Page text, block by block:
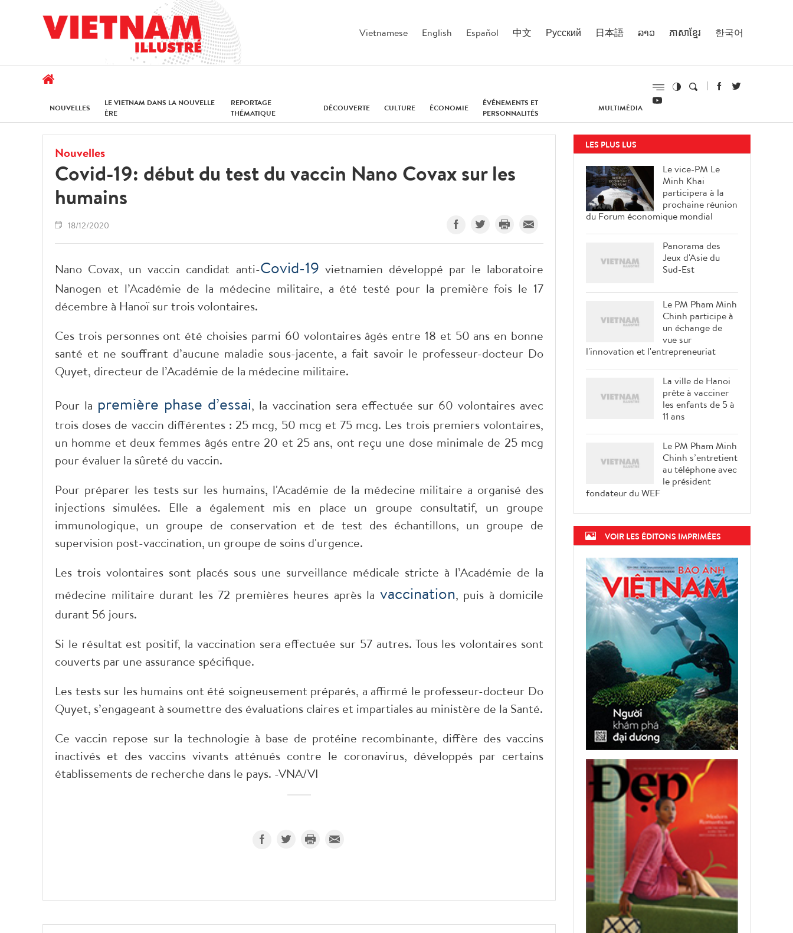
Vietnamese English Español 中文 Русский 日本語 ລາວ ភាសាខ្មែរ 한국어
NOUVELLES
LE VIETNAM DANS LA NOUVELLE
ÈRE
REPORTAGE
THÉMATIQUE
DÉCOUVERTE CULTURE ÉCONOMIE
ÉVÉNEMENTS ET
PERSONNALITÉS
MULTIMÉDIA
Nouvelles
Covid-19: début du test du vaccin Nano Covax sur les
humains
18/12/2020
Nano Covax, un vaccin candidat anti-Covid-19 vietnamien développé par le laboratoire
Nanogen et l’Académie de la médecine militaire, a été testé pour la première fois le 17
décembre à Hanoï sur trois volontaires.
Ces trois personnes ont été choisies parmi 60 volontaires âgés entre 18 et 50 ans en bonne
santé et ne souffrant d’aucune maladie sous-jacente, a fait savoir le professeur-docteur Do
Quyet, directeur de l’Académie de la médecine militaire.
Pour la première phase d’essai, la vaccination sera effectuée sur 60 volontaires avec
trois doses de vaccin différentes : 25 mcg, 50 mcg et 75 mcg. Les trois premiers volontaires,
un homme et deux femmes âgés entre 20 et 25 ans, ont reçu une dose minimale de 25 mcg
pour évaluer la sûreté du vaccin.
Pour préparer les tests sur les humains, l'Académie de la médecine militaire a organisé des
injections simulées. Elle a également mis en place un groupe consultatif, un groupe
immunologique, un groupe de conservation et de test des échantillons, un groupe de
supervision post-vaccination, un groupe de soins d'urgence.
Les trois volontaires sont placés sous une surveillance médicale stricte à l’Académie de la
médecine militaire durant les 72 premières heures après la vaccination, puis à domicile
durant 56 jours.
Si le résultat est positif, la vaccination sera effectuée sur 57 autres. Tous les volontaires sont
couverts par une assurance spécifique.
Les tests sur les humains ont été soigneusement préparés, a affirmé le professeur-docteur Do
Quyet, s’engageant à soumettre des évaluations claires et impartiales au ministère de la Santé.
Ce vaccin repose sur la technologie à base de protéine recombinante, diffère des vaccins
inactivés et des vaccins vivants atténués contre le coronavirus, développés par certains
établissements de recherche dans le pays. -VNA/VI
LES PLUS LUS
Le vice-PM Le
Minh Khai
participera à la
prochaine réunion
du Forum économique mondial
Panorama des
Jeux d'Asie du
Sud-Est
Le PM Pham Minh
Chinh participe à
un échange de
vue sur
l'innovation et l'entrepreneuriat
La ville de Hanoi
prête à vacciner
les enfants de 5 à
11 ans
Le PM Pham Minh
Chinh s’entretient
au téléphone avec
le président
fondateur du WEF
VOIR LES ÉDITONS IMPRIMÉES